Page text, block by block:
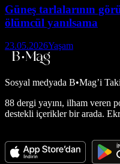
Güneş tarlalarının
ölümcül yanılsama
23.05.2026Yaşam
Sosyal medyada B•Mag’i
88 dergi yayını, ilham veren
destekli içerikler bir arada.